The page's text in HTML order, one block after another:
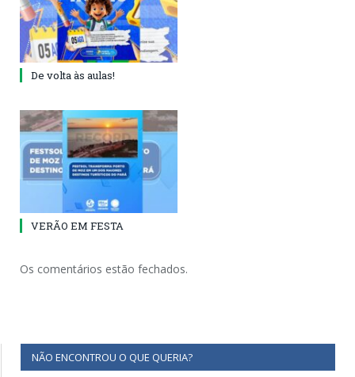
De volta às aulas!
VERÃO EM FESTA
Os comentários estão fechados.
NÃO ENCONTROU O QUE QUERIA?